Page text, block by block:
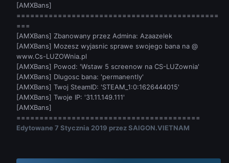
[AMXBans]
============================================
===
[AMXBans] Zbanowany przez Admina: Azaazelek
[AMXBans] Mozesz wyjasnic sprawe swojego bana na @
www.Cs-LUZOWnia.pl
[AMXBans] Powod: 'Wstaw 5 screenow na CS-LUZownia'
[AMXBans] Dlugosc bana: 'permanently'
[AMXBans] Twoj SteamID: 'STEAM_1:0:1626444015'
[AMXBans] Twoje IP: '31.11.149.111'
[AMXBans]
========================================
Edytowane 7 Stycznia 2019 przez SAIGON.VIETNAM